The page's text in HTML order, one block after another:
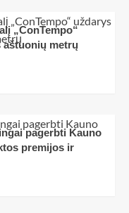
„ConTempo“
aštuonių metrų
pagerbti Kauno
premijos ir